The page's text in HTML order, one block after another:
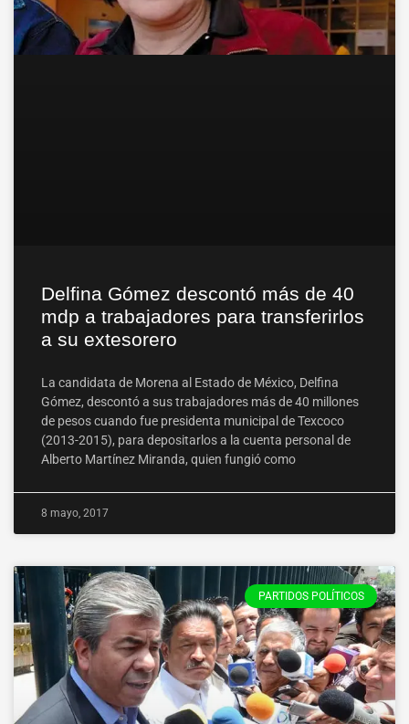
Delfina Gómez descontó más de 40
mdp a trabajadores para transferirlos
a su extesorero
La candidata de Morena al Estado de México, Delfina
Gómez, descontó a sus trabajadores más de 40 millones
de pesos cuando fue presidenta municipal de Texcoco
(2013-2015), para depositarlos a la cuenta personal de
Alberto Martínez Miranda, quien fungió como
8 mayo, 2017
PARTIDOS POLÍTICOS